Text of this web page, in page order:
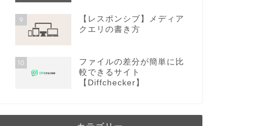
9
【レスポンシブ】メディア
クエリの書き方
10
ファイルの差分が簡単に比
較できるサイト
【Diffchecker】